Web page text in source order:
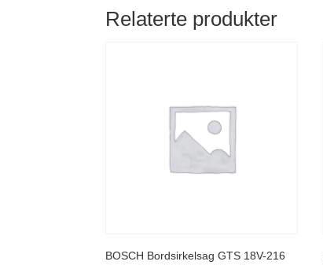
Relaterte produkter
BOSCH Bordsirkelsag GTS 18V-216